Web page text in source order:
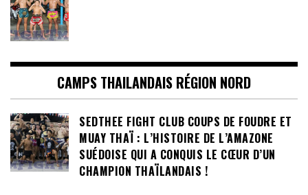
CAMPS THAILANDAIS RÉGION NORD
SEDTHEE FIGHT CLUB COUPS DE FOUDRE ET
MUAY THAÏ : L’HISTOIRE DE L’AMAZONE
SUÉDOISE QUI A CONQUIS LE CŒUR D’UN
CHAMPION THAÏLANDAIS !